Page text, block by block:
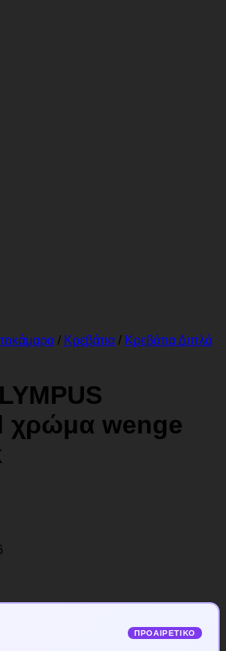
/ Κρεβάτια / Κρεβάτια Διπλά
χρώμα wenge
ΠΡΟΑΙΡΕΤΙΚΌ